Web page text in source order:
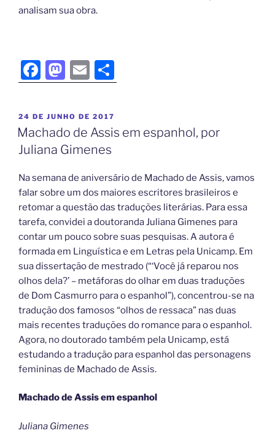
analisam sua obra.
F
a
c
e
b
o
k
M
a
st
o
d
n
E
m
ai
l
h
e
24 DE JUNHO DE 2017
Machado de Assis em espanhol, por
Juliana Gimenes
Na semana de aniversário de Machado de Assis, vamos
falar sobre um dos maiores escritores brasileiros e
retomar a questão das traduções literárias. Para essa
tarefa, convidei a doutoranda Juliana Gimenes para
contar um pouco sobre suas pesquisas. A autora é
formada em Linguística e em Letras pela Unicamp. Em
sua dissertação de mestrado (“‘Você já reparou nos
olhos dela?’ – metáforas do olhar em duas traduções
de Dom Casmurro para o espanhol”), concentrou-se na
tradução dos famosos “olhos de ressaca” nas duas
mais recentes traduções do romance para o espanhol.
Agora, no doutorado também pela Unicamp, está
estudando a tradução para espanhol das personagens
femininas de Machado de Assis.
Machado de Assis em espanhol
Juliana Gimenes